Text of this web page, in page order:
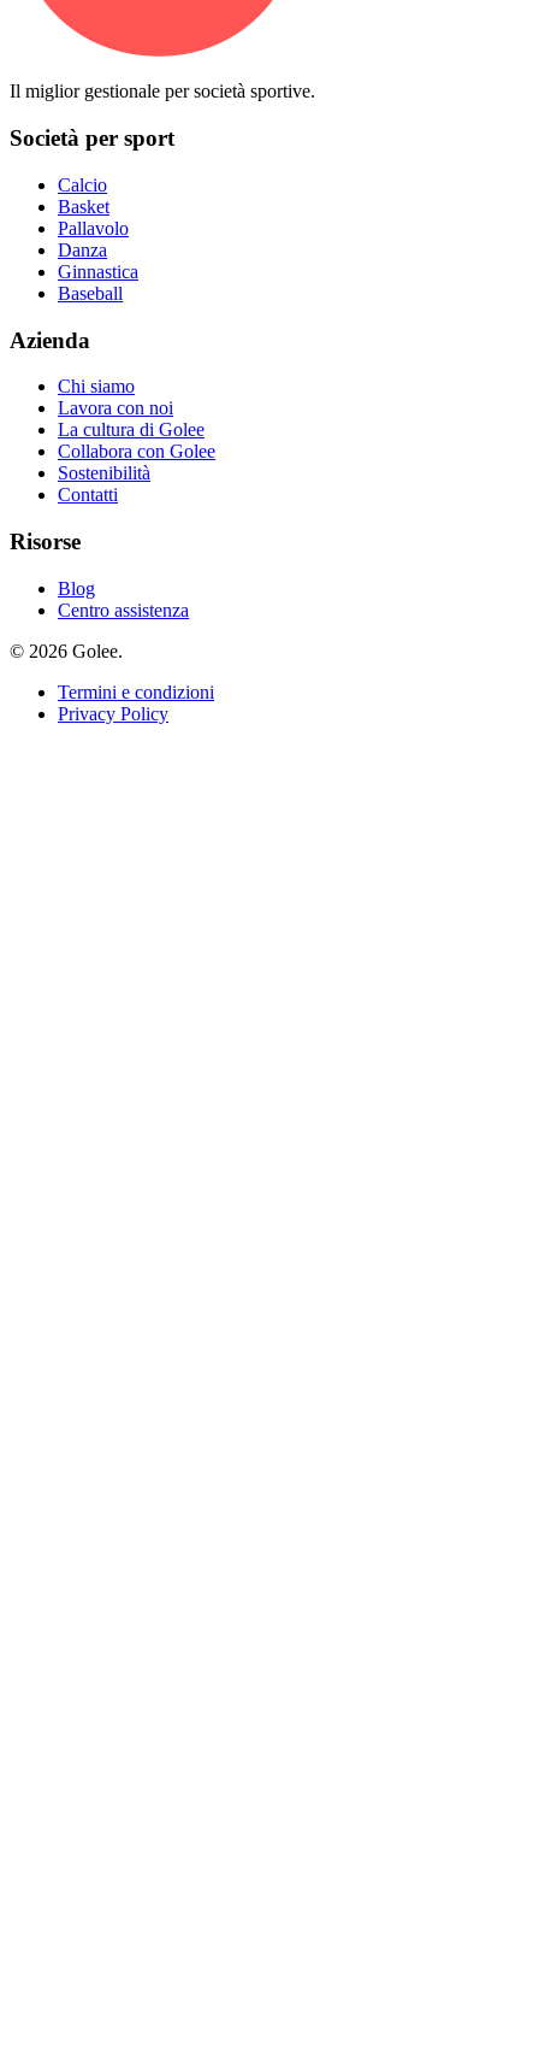
Il miglior gestionale per società sportive.
Società per sport
Calcio
Basket
Pallavolo
Danza
Ginnastica
Baseball
Azienda
Chi siamo
Lavora con noi
La cultura di Golee
Collabora con Golee
Sostenibilità
Contatti
Risorse
Blog
Centro assistenza
© 2026 Golee.
Termini e condizioni
Privacy Policy